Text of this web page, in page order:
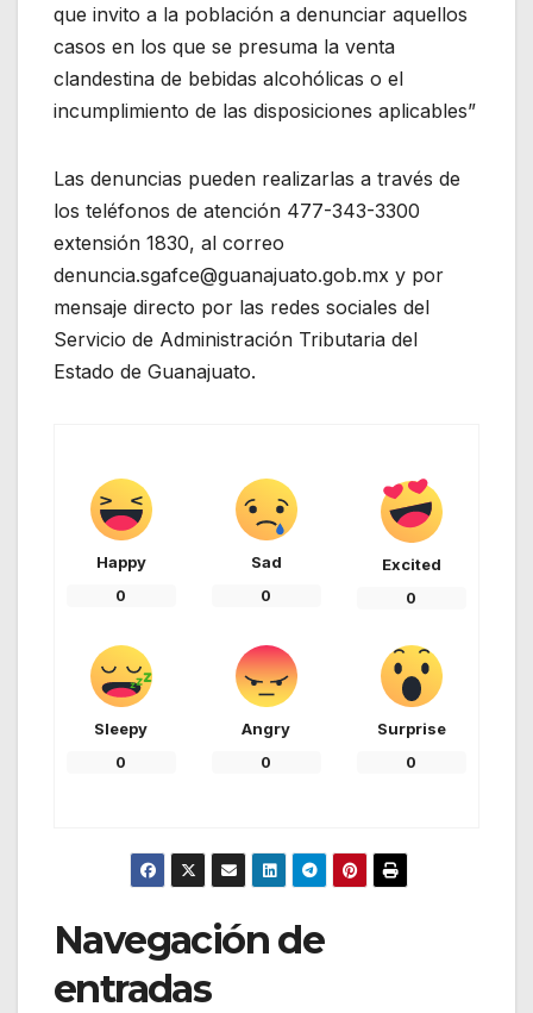
que invito a la población a denunciar aquellos
casos en los que se presuma la venta
clandestina de bebidas alcohólicas o el
incumplimiento de las disposiciones aplicables”
Las denuncias pueden realizarlas a través de
los teléfonos de atención 477-343-3300
extensión 1830, al correo
denuncia.sgafce@guanajuato.gob.mx y por
mensaje directo por las redes sociales del
Servicio de Administración Tributaria del
Estado de Guanajuato.
Happy
0
Sad
0
Excited
0
Sleepy
0
Angry
0
Surprise
0
Navegación de
entradas